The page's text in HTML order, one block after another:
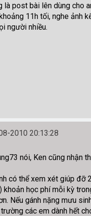
là post bài lên dùng cho
11h tối, nghe ảnh
người nhiều.
2010 20:13:28
nói, Ken cũng nhận
có thể xem xét giúp
khoản học phí mỗi kỳ
Nếu gánh nặng mưu
các em dành hết